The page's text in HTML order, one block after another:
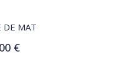
DE MAT
€
panier